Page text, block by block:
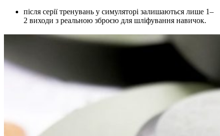
після серії тренувань у симуляторі залишаються лише 1–
2 виходи з реальною зброєю для шліфування навичок.